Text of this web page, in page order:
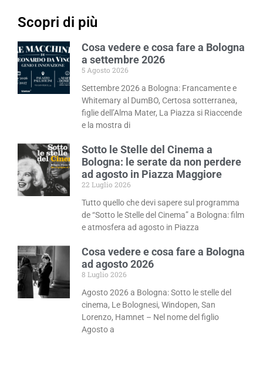
Scopri di più
Cosa vedere e cosa fare a Bologna
a settembre 2026
5 Agosto 2026
Settembre 2026 a Bologna: Francamente e
Whitemary al DumBO, Certosa sotterranea,
figlie dell’Alma Mater, La Piazza si Riaccende
e la mostra di
Sotto le Stelle del Cinema a
Bologna: le serate da non perdere
ad agosto in Piazza Maggiore
22 Luglio 2026
Tutto quello che devi sapere sul programma
de “Sotto le Stelle del Cinema” a Bologna: film
e atmosfera ad agosto in Piazza
Cosa vedere e cosa fare a Bologna
ad agosto 2026
8 Luglio 2026
Agosto 2026 a Bologna: Sotto le stelle del
cinema, Le Bolognesi, Windopen, San
Lorenzo, Hamnet – Nel nome del figlio
Agosto a